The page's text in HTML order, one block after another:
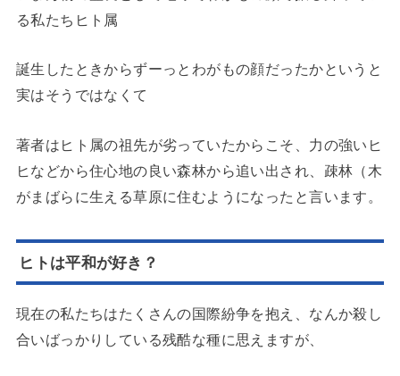
る私たちヒト属
誕生したときからずーっとわがもの顔だったかというと
実はそうではなくて
著者はヒト属の祖先が劣っていたからこそ、力の強いヒ
ヒなどから住心地の良い森林から追い出され、疎林（木
がまばらに生える草原に住むようになったと言います。
ヒトは平和が好き？
現在の私たちはたくさんの国際紛争を抱え、なんか殺し
合いばっかりしている残酷な種に思えますが、